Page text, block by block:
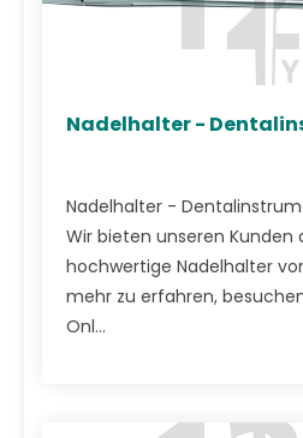
Nadelhalter -
Nadelhalter -
Wir bieten unseren Kunden
hochwertige Nadelhalter
mehr zu erfahren,
Onl...